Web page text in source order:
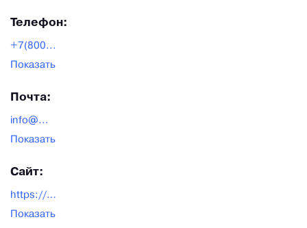
Телефон:
+7(800...
Показать
Почта:
info@...
Показать
Сайт:
https://balumed.su/
Показать